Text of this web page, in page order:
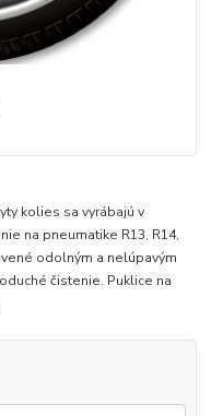
kolies sa vyrábajú v
na pneumatike R13, R14,
odolným a nelúpavým
čistenie. Puklice na